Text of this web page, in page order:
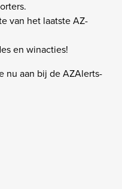
van het laatste AZ-
en winacties!
nu aan bij de AZAlerts-